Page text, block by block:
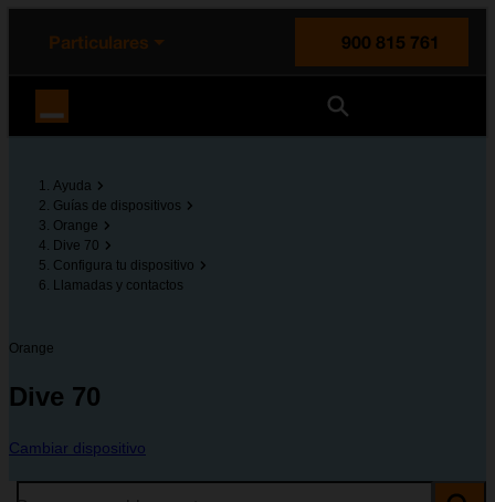
principal
la página
Particulares
900 815 761
Ayuda
Guías de dispositivos
Orange
Dive 70
Configura tu dispositivo
Llamadas y contactos
Orange
Dive 70
Cambiar dispositivo